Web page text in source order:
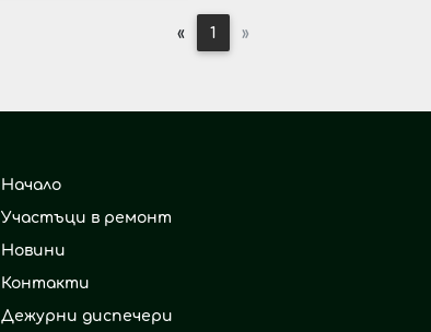
« 1 »
Начало
Участъци в ремонт
Новини
Контакти
Дежурни диспечери